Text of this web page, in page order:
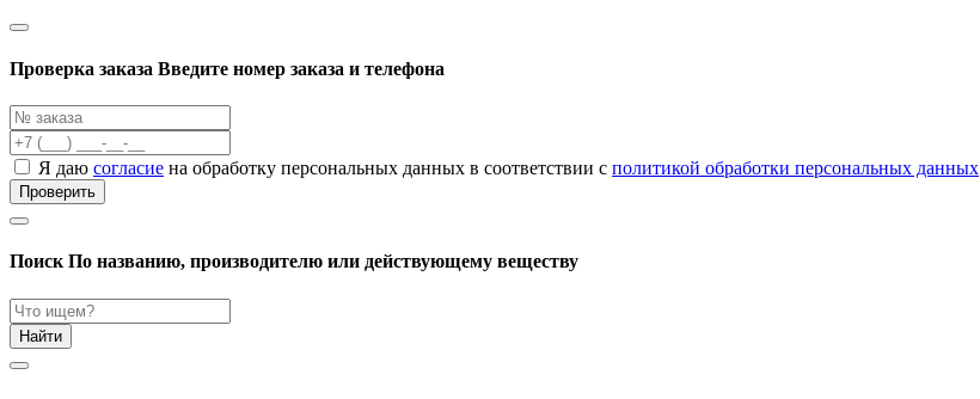
Проверка заказа Введите номер заказа и телефона
Я даю согласие на обработку персональных данных в соответствии с политикой обработки персональных данных
Проверить
Поиск По названию, производителю или действующему веществу
Найти